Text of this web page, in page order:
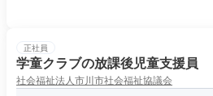
正社員
学童クラブの放課後児童支援員
社会福祉法人市川市社会福祉協議会